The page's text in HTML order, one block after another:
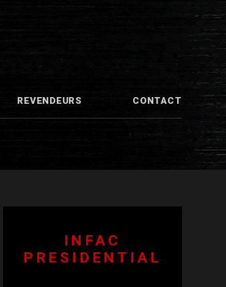
REVENDEURS CONTACT
INFAC
PRESIDENTIAL